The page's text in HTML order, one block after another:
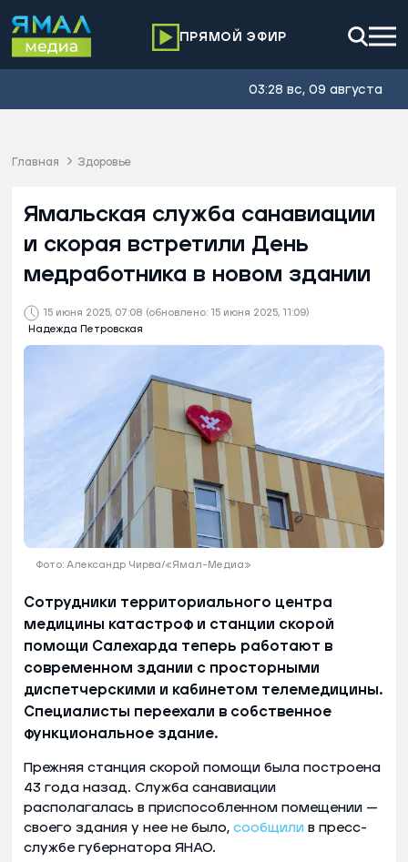
ПРЯМОЙ ЭФИР
03:28 вс, 09 августа
Главная Здоровье
15 июня 2025, 07:08 (обновлено: 15 июня 2025, 11:09)
Надежда Петровская
Ямальская служба санавиации
и скорая встретили День
медработника в новом здании
Фото: Александр Чирва/«Ямал-Медиа»
Сотрудники территориального центра
медицины катастроф и станции скорой
помощи Салехарда теперь работают в
современном здании с просторными
диспетчерскими и кабинетом телемедицины.
Специалисты переехали в собственное
функциональное здание.
Прежняя станция скорой помощи была построена
43 года назад. Служба санавиации
располагалась в приспособленном помещении —
своего здания у нее не было, сообщили в пресс-
службе губернатора ЯНАО.